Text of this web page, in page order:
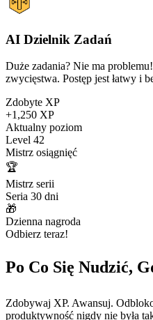
AI Dzielnik Zadań
Duże zadania? Nie ma
zwycięstwa. Postęp jest łatwy i
Zdobyte XP
+1,250 XP
Aktualny poziom
Level 42
Mistrz osiągnięć
🏆
Mistrz serii
Seria 30 dni
🎁
Dzienna nagroda
Odbierz teraz!
Po Co Się Nudzić,
Zdobywaj XP. Awansuj.
produktywność nigdy nie była